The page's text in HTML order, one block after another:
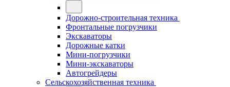
Дорожно-строительная техника
Фронтальные погрузчики
Экскаваторы
Дорожные катки
Мини-погрузчики
Мини-экскаваторы
Автогрейдеры
Сельскохозяйственная техника